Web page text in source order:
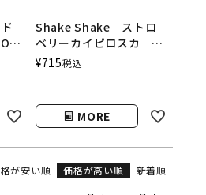
Shake Shake ストロ
ベリーカイピロスカ
SPIRITO
クテルズ）
¥715税込
MORE
が安い順 価格が高い順 新着順